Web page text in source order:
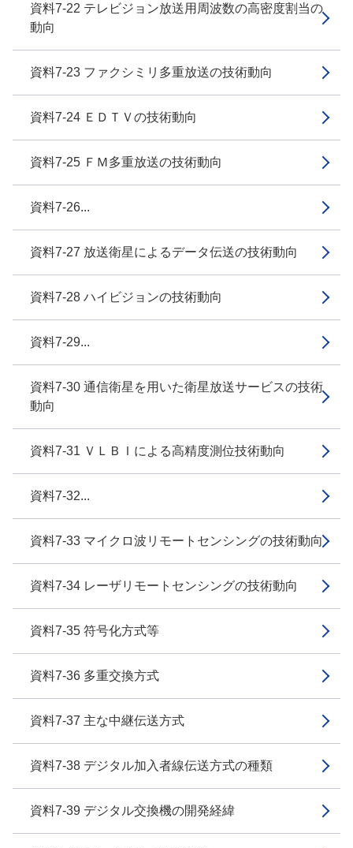
資料7-22 テレビジョン放送用周波数の高密度割当の
動向
資料7-23 ファクシミリ多重放送の技術動向
資料7-24 ＥＤＴＶの技術動向
資料7-25 ＦＭ多重放送の技術動向
資料7-26...
資料7-27 放送衛星によるデータ伝送の技術動向
資料7-28 ハイビジョンの技術動向
資料7-29...
資料7-30 通信衛星を用いた衛星放送サービスの技術
動向
資料7-31 ＶＬＢＩによる高精度測位技術動向
資料7-32...
資料7-33 マイクロ波リモートセンシングの技術動向
資料7-34 レーザリモートセンシングの技術動向
資料7-35 符号化方式等
資料7-36 多重交換方式
資料7-37 主な中継伝送方式
資料7-38 デジタル加入者線伝送方式の種類
資料7-39 デジタル交換機の開発経緯